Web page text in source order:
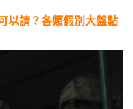
以請？各類假別大盤點